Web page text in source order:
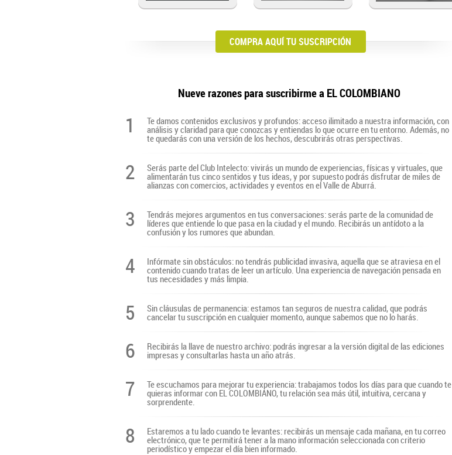
COMPRA AQUÍ TU SUSCRIPCIÓN
Nueve razones para suscribirme a EL COLOMBIANO
1 Te damos contenidos exclusivos y profundos: acceso ilimitado a nuestra información, con
análisis y claridad para que conozcas y entiendas lo que ocurre en tu entorno. Además, no
te quedarás con una versión de los hechos, descubrirás otras perspectivas.
2 Serás parte del Club Intelecto: vivirás un mundo de experiencias, físicas y virtuales, que
alimentarán tus cinco sentidos y tus ideas, y por supuesto podrás disfrutar de miles de
alianzas con comercios, actividades y eventos en el Valle de Aburrá.
3 Tendrás mejores argumentos en tus conversaciones: serás parte de la comunidad de
líderes que entiende lo que pasa en la ciudad y el mundo. Recibirás un antídoto a la
confusión y los rumores que abundan.
4 Infórmate sin obstáculos: no tendrás publicidad invasiva, aquella que se atraviesa en el
contenido cuando tratas de leer un artículo. Una experiencia de navegación pensada en
tus necesidades y más limpia.
5 Sin cláusulas de permanencia: estamos tan seguros de nuestra calidad, que podrás
cancelar tu suscripción en cualquier momento, aunque sabemos que no lo harás.
6 Recibirás la llave de nuestro archivo: podrás ingresar a la versión digital de las ediciones
impresas y consultarlas hasta un año atrás.
7 Te escuchamos para mejorar tu experiencia: trabajamos todos los días para que cuando te
quieras informar con EL COLOMBIANO, tu relación sea más útil, intuitiva, cercana y
sorprendente.
8 Estaremos a tu lado cuando te levantes: recibirás un mensaje cada mañana, en tu correo
electrónico, que te permitirá tener a la mano información seleccionada con criterio
periodístico y empezar el día bien informado.